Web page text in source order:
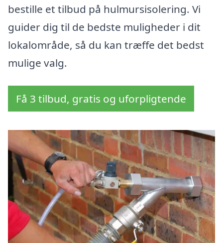
bestille et tilbud på hulmursisolering. Vi
guider dig til de bedste muligheder i dit
lokalområde, så du kan træffe det bedst
mulige valg.
Få 3 tilbud, gratis og uforpligtende